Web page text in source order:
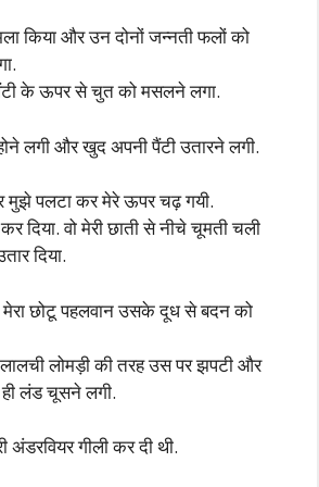
किया और उन दोनों जन्नती फलों को
के ऊपर से चुत को मसलने लगा.
होने लगी और खुद अपनी पैंटी उतारने लगी.
मुझे पलटा कर मेरे ऊपर चढ़ गयी.
वो मेरी छाती से नीचे चूमती चली
दिया.
छोटू पहलवान उसके दूध से बदन को
लोमड़ी की तरह उस पर झपटी और
लंड चूसने लगी.
गीली कर दी थी.